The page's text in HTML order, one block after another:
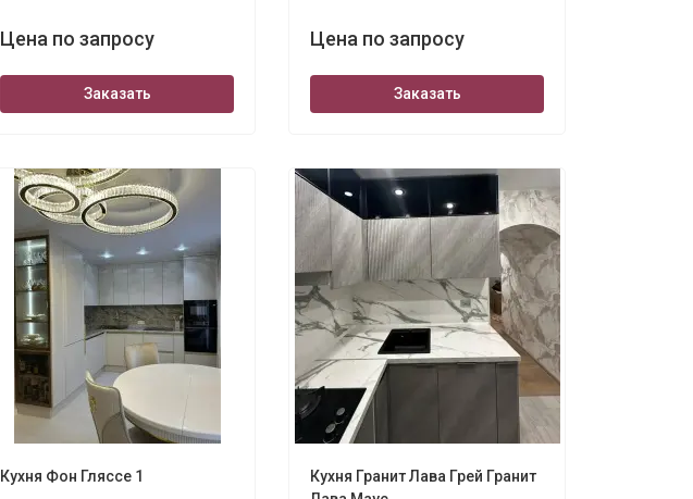
Цена по запросу
Заказать
Цена по запросу
Заказать
Кухня Фон Гляссе 1
Кухня Гранит Лава Грей Гранит